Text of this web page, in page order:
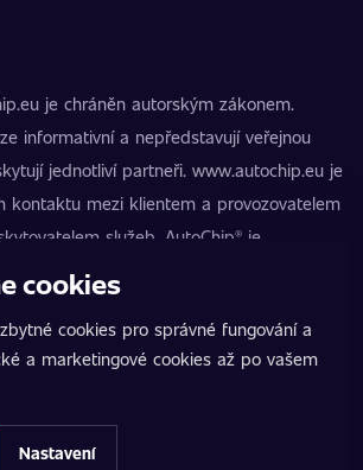
je chráněn autorským zákonem.
informativní a nepředstavují veřejnou
jednotliví partneři. www.autochip.eu je
kontaktu mezi klientem a provozovatelem
služeb. AutoChip® je
známka Petra Kučery. Úpravy, které
k provozu na pozemních komunikacích.
vždy konkrétní provozovatel
cookies
cookies pro správné fungování a
a marketingové cookies až po vašem
Nastavení